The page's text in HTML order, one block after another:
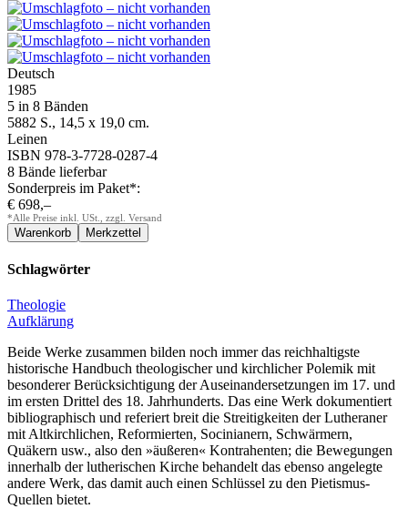
Deutsch
1985
5 in 8 Bänden
5882 S., 14,5 x 19,0 cm.
Leinen
ISBN 978-3-7728-0287-4
8 Bände lieferbar
Sonderpreis im Paket*:
€ 698,–
*Alle Preise inkl. USt., zzgl. Versand
Schlagwörter
Theologie
Aufklärung
Beide Werke zusammen bilden noch immer das reichhaltigste
historische Handbuch theologischer und kirchlicher Polemik mit
besonderer Berücksichtigung der Auseinandersetzungen im 17. und
im ersten Drittel des 18. Jahrhunderts. Das eine Werk dokumentiert
bibliographisch und referiert breit die Streitigkeiten der Lutheraner
mit Altkirchlichen, Reformierten, Socinianern, Schwärmern,
Quäkern usw., also den »äußeren« Kontrahenten; die Bewegungen
innerhalb der lutherischen Kirche behandelt das ebenso angelegte
andere Werk, das damit auch einen Schlüssel zu den Pietismus-
Quellen bietet.